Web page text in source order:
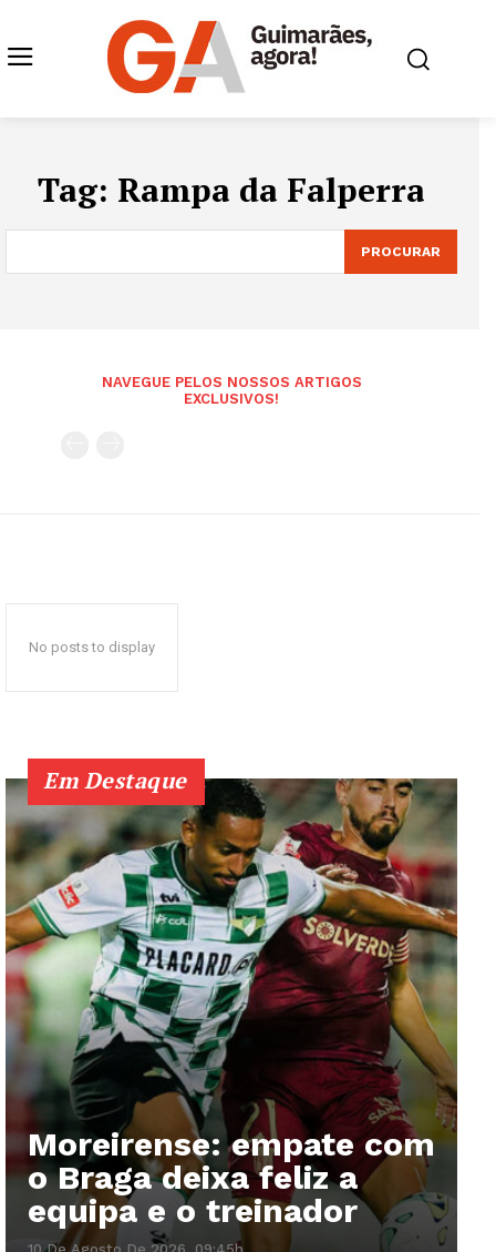
Tag: Rampa da Falperra
PROCURAR
NAVEGUE PELOS NOSSOS ARTIGOS
EXCLUSIVOS!
No posts to display
Em Destaque
Moreirense: empate com
o Braga deixa feliz a
equipa e o treinador